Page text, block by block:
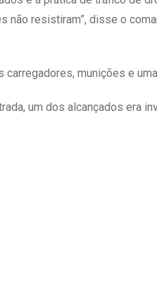
resistiram”, disse o
munições e uma
um dos alcançados era